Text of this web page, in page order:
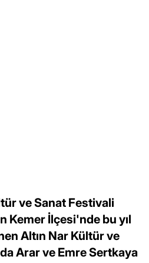
ve Sanat Festivali
Kemer İlçesi'nde bu yıl
Altın Nar Kültür ve
Arar ve Emre Sertkaya